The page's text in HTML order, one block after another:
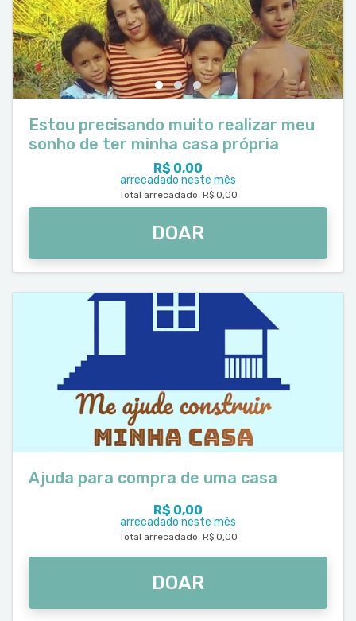
Estou precisando muito realizar meu
sonho de ter minha casa própria
R$ 0,00
arrecadado neste mês
Total arrecadado: R$ 0,00
DOAR
Ajuda para compra de uma casa
R$ 0,00
arrecadado neste mês
Total arrecadado: R$ 0,00
DOAR